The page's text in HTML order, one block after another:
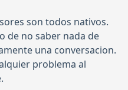
son todos nativos.
de no saber nada de
una conversacion.
problema al